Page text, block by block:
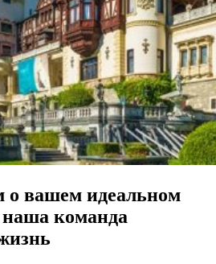
о вашем идеальном
команда